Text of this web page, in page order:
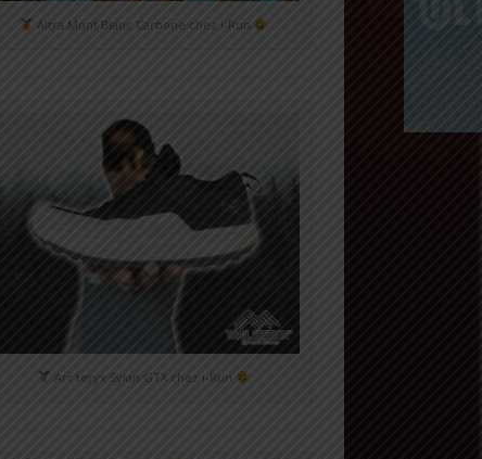
Altra Mont Blanc Carbone chez i-Run
Arc'teryx Sylan GTX chez i-Run